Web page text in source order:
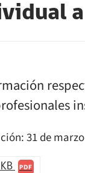
31 de
PDF